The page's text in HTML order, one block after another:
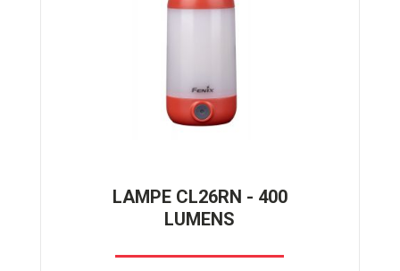
LAMPE CL26RN - 400
LUMENS